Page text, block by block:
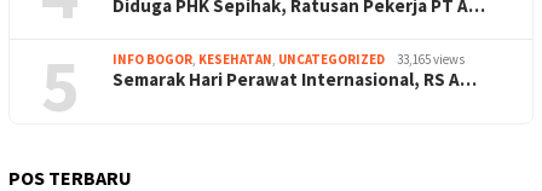
Diduga PHK Sepihak, Ratusan Pekerja PT A…
5 INFO BOGOR, KESEHATAN, UNCATEGORIZED 33,165 views
Semarak Hari Perawat Internasional, RS A…
POS TERBARU